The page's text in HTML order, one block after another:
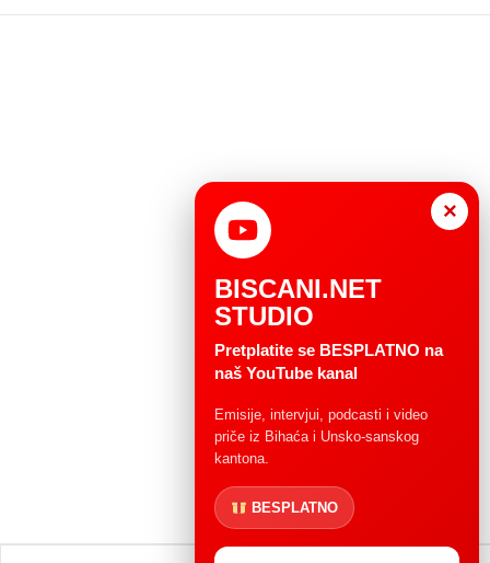
×
BISCANI.NET
STUDIO
Pretplatite se BESPLATNO na
naš YouTube kanal
Emisije, intervjui, podcasti i video
priče iz Bihaća i Unsko-sanskog
kantona.
BESPLATNO